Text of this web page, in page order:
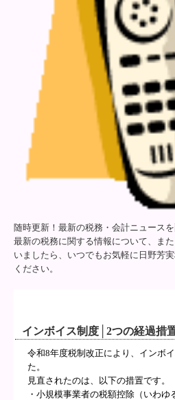
個人情報について
随時更新！最新の税務・会計ニュースを
最新の税務に関する情報について、ま
いましたら、いつでもお気軽に日野芳
ください。